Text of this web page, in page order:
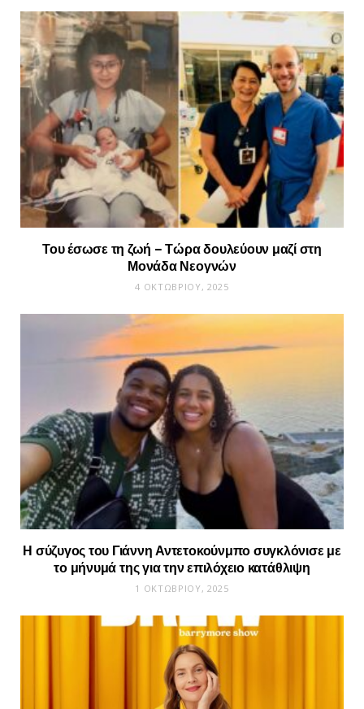
Του έσωσε τη ζωή – Τώρα δουλεύουν μαζί στη
Μονάδα Νεογνών
4 ΟΚΤΩΒΡΊΟΥ, 2025
Η σύζυγος του Γιάννη Αντετοκούνμπο συγκλόνισε με
το μήνυμά της για την επιλόχειο κατάθλιψη
1 ΟΚΤΩΒΡΊΟΥ, 2025